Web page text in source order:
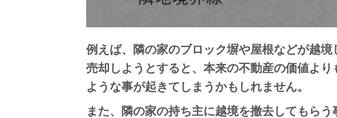
例えば、隣の家のブロック塀や屋根などが越
売却しようとすると、本来の不動産の価値よ
ような事が起きてしまうかもしれません。
また、隣の家の持ち主に越境を撤去してもら